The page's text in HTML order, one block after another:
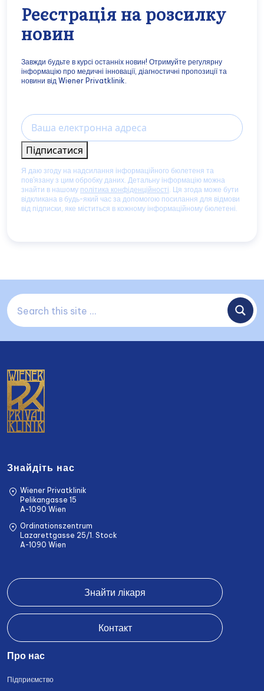
Реєстрація на розсилку
новин
Завжди будьте в курсі останніх новин! Отримуйте регулярну
інформацію про медичні інновації, діагностичні пропозиції та
новини від Wiener Privatklinik.
Email
Підписатися
Я даю згоду на надсилання інформаційного бюлетеня та
пов'язану з цим обробку даних. Детальну інформацію можна
знайти в нашому політика конфіденційності . Ця згода може бути
відкликана в будь-який час за допомогою посилання для відмови
від підписки, яке міститься в кожному інформаційному бюлетені.
Знайдіть нас
Wiener Privatklinik
Pelikangasse 15
A-1090 Wien
Ordinationszentrum
Lazarettgasse 25/1. Stock
A-1090 Wien
Знайти лікаря
Контакт
Про нас
Підприємство